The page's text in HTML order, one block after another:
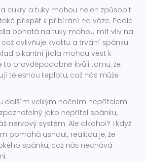
cukry a tuky mohou nejen způsobit
přispět k přibírání na váze. Podle
bohatá na tuky mohou mít vliv na
ovlivňuje kvalitu a trvání spánku.
pikantní jídla mohou vést k
pravděpodobně kvůli tomu, že
tělesnou teplotu, což nás může
dalším velkým nočním nepřítelem.
jako nepřítel spánku,
nervový systém. Ale alkohol? I když
pomáhá usnout, realitou je, že
spánku, což nás nechává